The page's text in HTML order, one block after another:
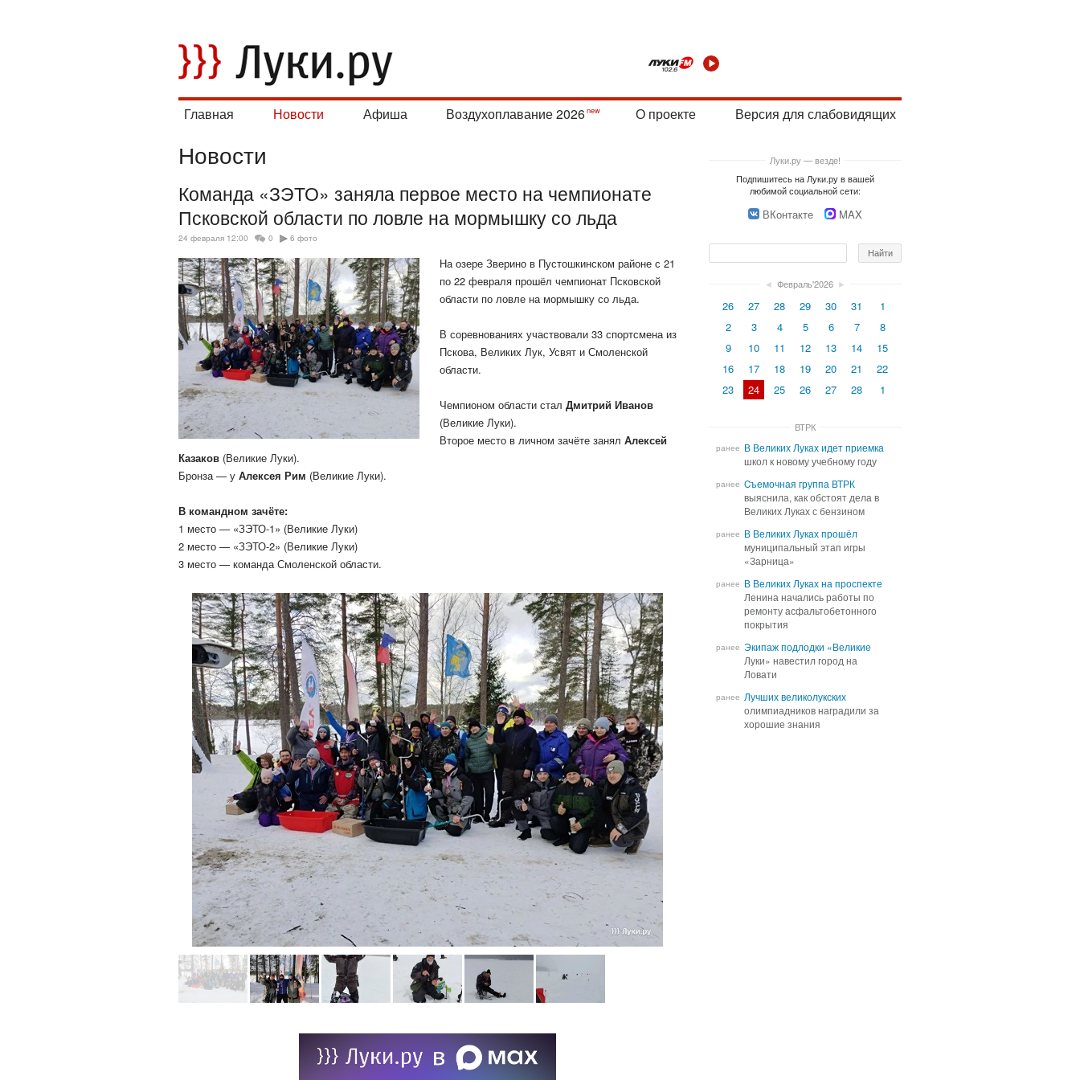
Главная Новости Афиша Воздухоплавание 2026 О проекте Версия для слабовидящих
Новости
Команда «ЗЭТО» заняла первое место на чемпионате
Псковской области по ловле на мормышку со льда
24 февраля 12:00 0 6 фото
На озере Зверино в Пустошкинском районе с 21
по 22 февраля прошёл чемпионат Псковской
области по ловле на мормышку со льда.
В соревнованиях участвовали 33 спортсмена из
Пскова, Великих Лук, Усвят и Смоленской
области.
Чемпионом области стал Дмитрий Иванов
(Великие Луки).
Второе место в личном зачёте занял Алексей
Казаков (Великие Луки).
Бронза — у Алексея Рим (Великие Луки).
В командном зачёте:
1 место — «ЗЭТО-1» (Великие Луки)
2 место — «ЗЭТО-2» (Великие Луки)
3 место — команда Смоленской области.
Луки.ру — везде!
Подпишитесь на Луки.ру в вашей
любимой социальной сети:
ВКонтакте MAX
◄ Февраль'2026 ►
26 27 28 29 30 31
1
2
3 4 5 6 7
8
9
10 11 12 13 14
15
16
17 18 19 20 21
22
23
24 25 26 27 28 1
ВТРК
ранее В Великих Луках идет приемка
школ к новому учебному году
В Великих Луках идет приемка
школ к новому учебному году
ранее Cъемочная группа ВТРК
выяснила, как обстоят дела в
Великих Луках с бензином
Cъемочная группа ВТРК
выяснила, как обстоят дела в
Великих Луках с бензином
ранее В Великих Луках прошёл
муниципальный этап игры
«Зарница»
В Великих Луках прошёл
муниципальный этап игры
«Зарница»
ранее В Великих Луках на проспекте
Ленина начались работы по
ремонту асфальтобетонного
покрытия
В Великих Луках на проспекте
Ленина начались работы по
ремонту асфальтобетонного
покрытия
ранее Экипаж подлодки «Великие
Луки» навестил город на
Ловати
Экипаж подлодки «Великие
Луки» навестил город на
Ловати
ранее Лучших великолукских
олимпиадников наградили за
хорошие знания
Лучших великолукских
олимпиадников наградили за
хорошие знания